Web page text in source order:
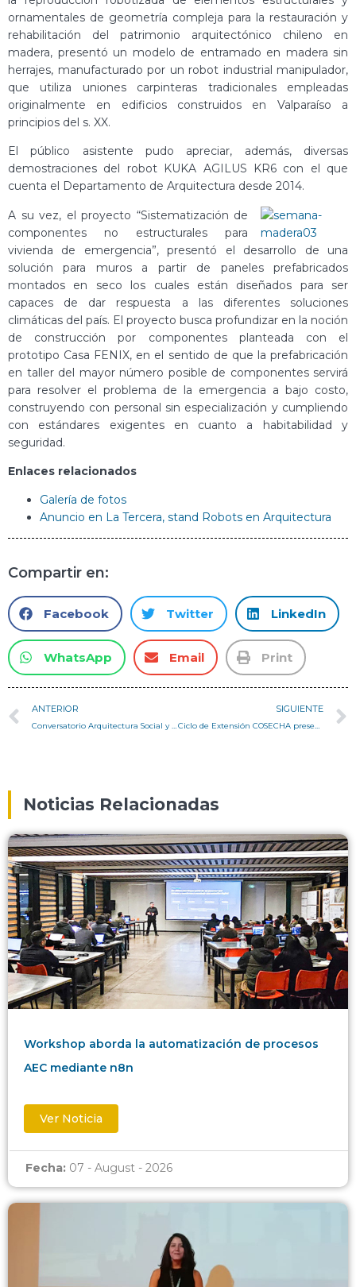
ornamentales de geometría compleja para la restauración y
rehabilitación del patrimonio arquitectónico chileno en
madera, presentó un modelo de entramado en madera sin
herrajes, manufacturado por un robot industrial manipulador,
que utiliza uniones carpinteras tradicionales empleadas
originalmente en edificios construidos en Valparaíso a
principios del s. XX.
El público asistente pudo apreciar, además, diversas
demostraciones del robot KUKA AGILUS KR6 con el que
cuenta el Departamento de Arquitectura desde 2014.
A su vez, el proyecto “Sistematización de
componentes no estructurales para
vivienda de emergencia”, presentó el desarrollo de una
solución para muros a partir de paneles prefabricados
montados en seco los cuales están diseñados para ser
capaces de dar respuesta a las diferentes soluciones
climáticas del país. El proyecto busca profundizar en la noción
de construcción por componentes planteada con el
prototipo Casa FENIX, en el sentido de que la prefabricación
en taller del mayor número posible de componentes servirá
para resolver el problema de la emergencia a bajo costo,
construyendo con personal sin especialización y cumpliendo
con estándares exigentes en cuanto a habitabilidad y
seguridad.
Enlaces relacionados
Galería de fotos
Anuncio en La Tercera, stand Robots en Arquitectura
Compartir en:
Facebook Twitter LinkedIn
WhatsApp Email Print
ANTERIOR
Conversatorio Arquitectura Social y Sustentable en Valparaíso
SIGUIENTE
Ciclo de Extensión COSECHA presenta: Casa FENIX
Noticias Relacionadas
Workshop aborda la automatización de procesos
AEC mediante n8n
Ver Noticia
Fecha: 07 - August - 2026